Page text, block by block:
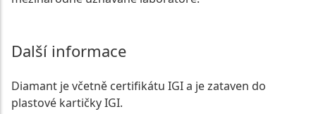
Další informace
Diamant je včetně certifikátu IGI a je zataven do
plastové kartičky IGI.